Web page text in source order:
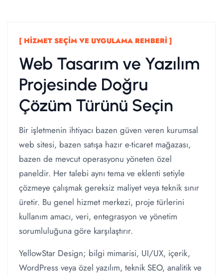
[ HIZMET SEÇIM VE UYGULAMA REHBERI ]
Web Tasarım ve Yazılım
Projesinde Doğru
Çözüm Türünü Seçin
Bir işletmenin ihtiyacı bazen güven veren kurumsal
web sitesi, bazen satışa hazır e-ticaret mağazası,
bazen de mevcut operasyonu yöneten özel
paneldir. Her talebi aynı tema ve eklenti setiyle
çözmeye çalışmak gereksiz maliyet veya teknik sınır
üretir. Bu genel hizmet merkezi, proje türlerini
kullanım amacı, veri, entegrasyon ve yönetim
sorumluluğuna göre karşılaştırır.
YellowStar Design; bilgi mimarisi, UI/UX, içerik,
WordPress veya özel yazılım, teknik SEO, analitik ve